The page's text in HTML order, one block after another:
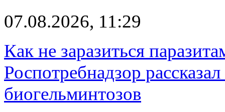
07.08.2026, 11:29
Как не заразиться
Роспотребнадзор
биогельминтозов